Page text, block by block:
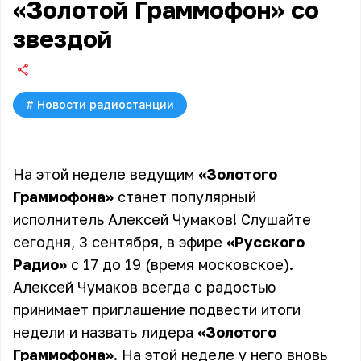
«Золотой Граммофон» со
звездой
# Новости радиостанции
На этой неделе ведущим «Золотого
Граммофона» станет популярный
исполнитель Алексей Чумаков! Слушайте
сегодня, 3 сентября, в эфире «Русского
Радио» с 17 до 19 (время московское).
Алексей Чумаков всегда с радостью
принимает приглашение подвести итоги
недели и назвать лидера «Золотого
Граммофона». На этой неделе у него вновь